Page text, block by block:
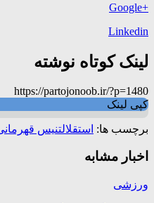
+Google
Linkedin
لینک کوتاه نوشته
https://partojonoob.ir/?p=1480
کپی لینک
برچسب ها: استقلالتنیس
اخبار مشابه
ورزشی